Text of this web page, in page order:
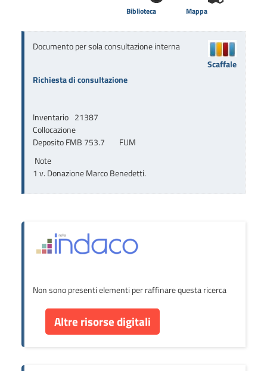
Mappa
Biblioteca
Documento per sola consultazione interna
Richiesta di consultazione
Inventario 21387
Collocazione
Deposito FMB 753.7        FUM
Note
1 v. Donazione Marco Benedetti.
Scaffale
Non sono presenti elementi per raffinare questa ricerca
Altre risorse digitali